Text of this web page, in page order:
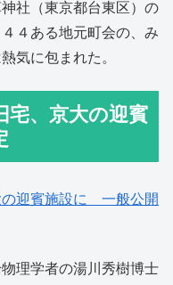
社（東京都台東区）の
４ある地元町会の、み
気に包まれた。
宅、京大の迎賓
の迎賓施設に 一般公開
理学者の湯川秀樹博士